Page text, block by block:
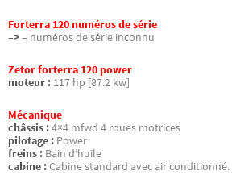
Forterra 120 numéros de série
–>– numéros de série inconnu
Zetor forterra 120 power
moteur : 117 hp [87.2 kw]
Mécanique
châssis :4×4 mfwd 4 roues motrices
pilotage : Power
freins : Bain d’huile
cabine :Cabine standard avec air conditionné.